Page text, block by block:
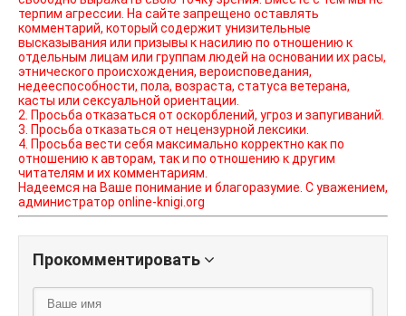
терпим агрессии. На сайте запрещено оставлять
комментарий, который содержит унизительные
высказывания или призывы к насилию по отношению к
отдельным лицам или группам людей на основании их расы,
этнического происхождения, вероисповедания,
недееспособности, пола, возраста, статуса ветерана,
касты или сексуальной ориентации.
2. Просьба отказаться от оскорблений, угроз и запугиваний.
3. Просьба отказаться от нецензурной лексики.
4. Просьба вести себя максимально корректно как по
отношению к авторам, так и по отношению к другим
читателям и их комментариям.
Надеемся на Ваше понимание и благоразумие. С уважением,
администратор online-knigi.org
Прокомментировать